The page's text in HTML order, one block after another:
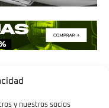
y nuestros socios
máxima